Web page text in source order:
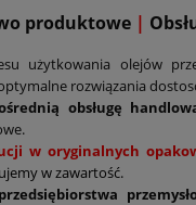
produktowe |
użytkowania olejów
rozwiązania
obsługę
w oryginalnych
w zawartość.